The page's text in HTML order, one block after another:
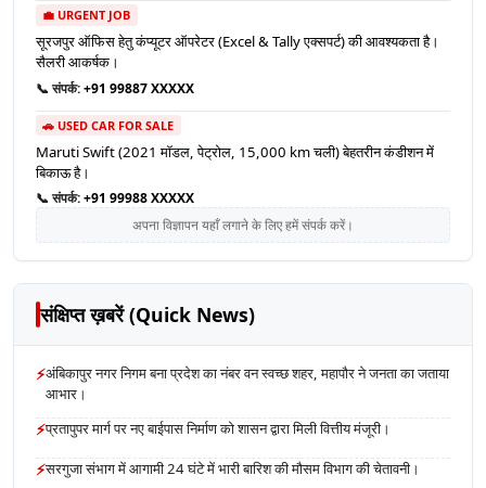
💼 URGENT JOB
सूरजपुर ऑफिस हेतु कंप्यूटर ऑपरेटर (Excel & Tally एक्सपर्ट) की आवश्यकता है।
सैलरी आकर्षक।
📞 संपर्क:+91 99887 XXXXX
🚗 USED CAR FOR SALE
Maruti Swift (2021 मॉडल, पेट्रोल, 15,000 km चली) बेहतरीन कंडीशन में
बिकाऊ है।
📞 संपर्क:+91 99988 XXXXX
अपना विज्ञापन यहाँ लगाने के लिए हमें संपर्क करें।
संक्षिप्त ख़बरें (Quick News)
⚡अंबिकापुर नगर निगम बना प्रदेश का नंबर वन स्वच्छ शहर, महापौर ने जनता का जताया
आभार।
⚡प्रतापुपर मार्ग पर नए बाईपास निर्माण को शासन द्वारा मिली वित्तीय मंजूरी।
⚡सरगुजा संभाग में आगामी 24 घंटे में भारी बारिश की मौसम विभाग की चेतावनी।